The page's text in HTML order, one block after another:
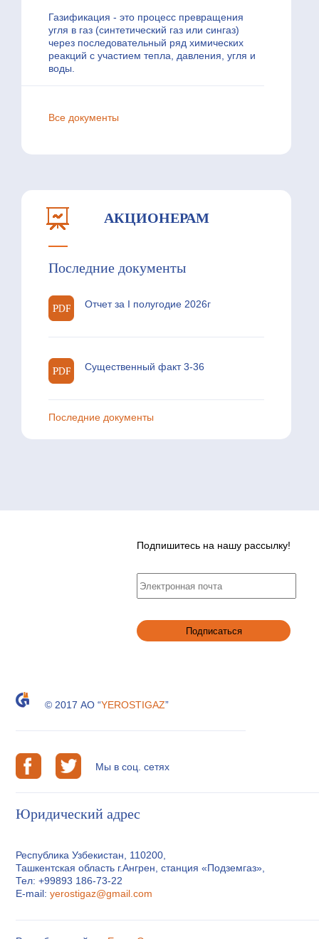
Газификация - это процесс превращения
угля в газ (синтетический газ или сингаз)
через последовательный ряд химических
реакций с участием тепла, давления, угля и
воды.
Все документы
АКЦИОНЕРАМ
Последние документы
Отчет за I полугодие 2026г
Существенный факт 3-36
Последние документы
Подпишитесь на нашу рассылку!
© 2017 АО “YEROSTIGAZ”
Мы в соц. сетях
Юридический адрес
Республика Узбекистан, 110200,
Ташкентская область г.Ангрен, станция «Подземгаз»,
Тел: +99893 186-73-22
E-mail:yerostigaz@gmail.com